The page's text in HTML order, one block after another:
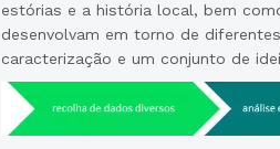
estórias e a história local, bem
desenvolvam em torno de
caracterização e um conjunto de